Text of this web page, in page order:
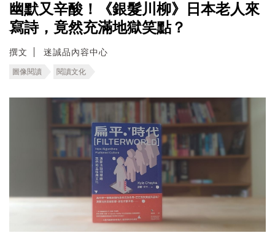
幽默又辛酸！《銀髮川柳》日本老人來
寫詩，竟然充滿地獄笑點？
撰文 迷誠品內容中心
圖像閱讀 閱讀文化